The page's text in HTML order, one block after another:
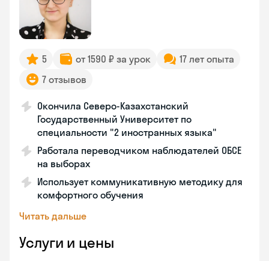
5 от 1590 ₽ за урок
17 лет опыта
7 отзывов
Окончила Северо-Казахстанский
Государственный Университет по
специальности "2 иностранных языка"
Работала переводчиком наблюдателей ОБСЕ
на выборах
Использует коммуникативную методику для
комфортного обучения
Читать дальше
Услуги и цены